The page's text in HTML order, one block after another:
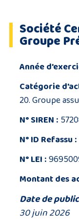
Société
Groupe
Année
Catégorie
20. Groupe
N° SIREN :
N° ID Refassu :
N° LEI :
Montant des
Date de
30 juin 2026